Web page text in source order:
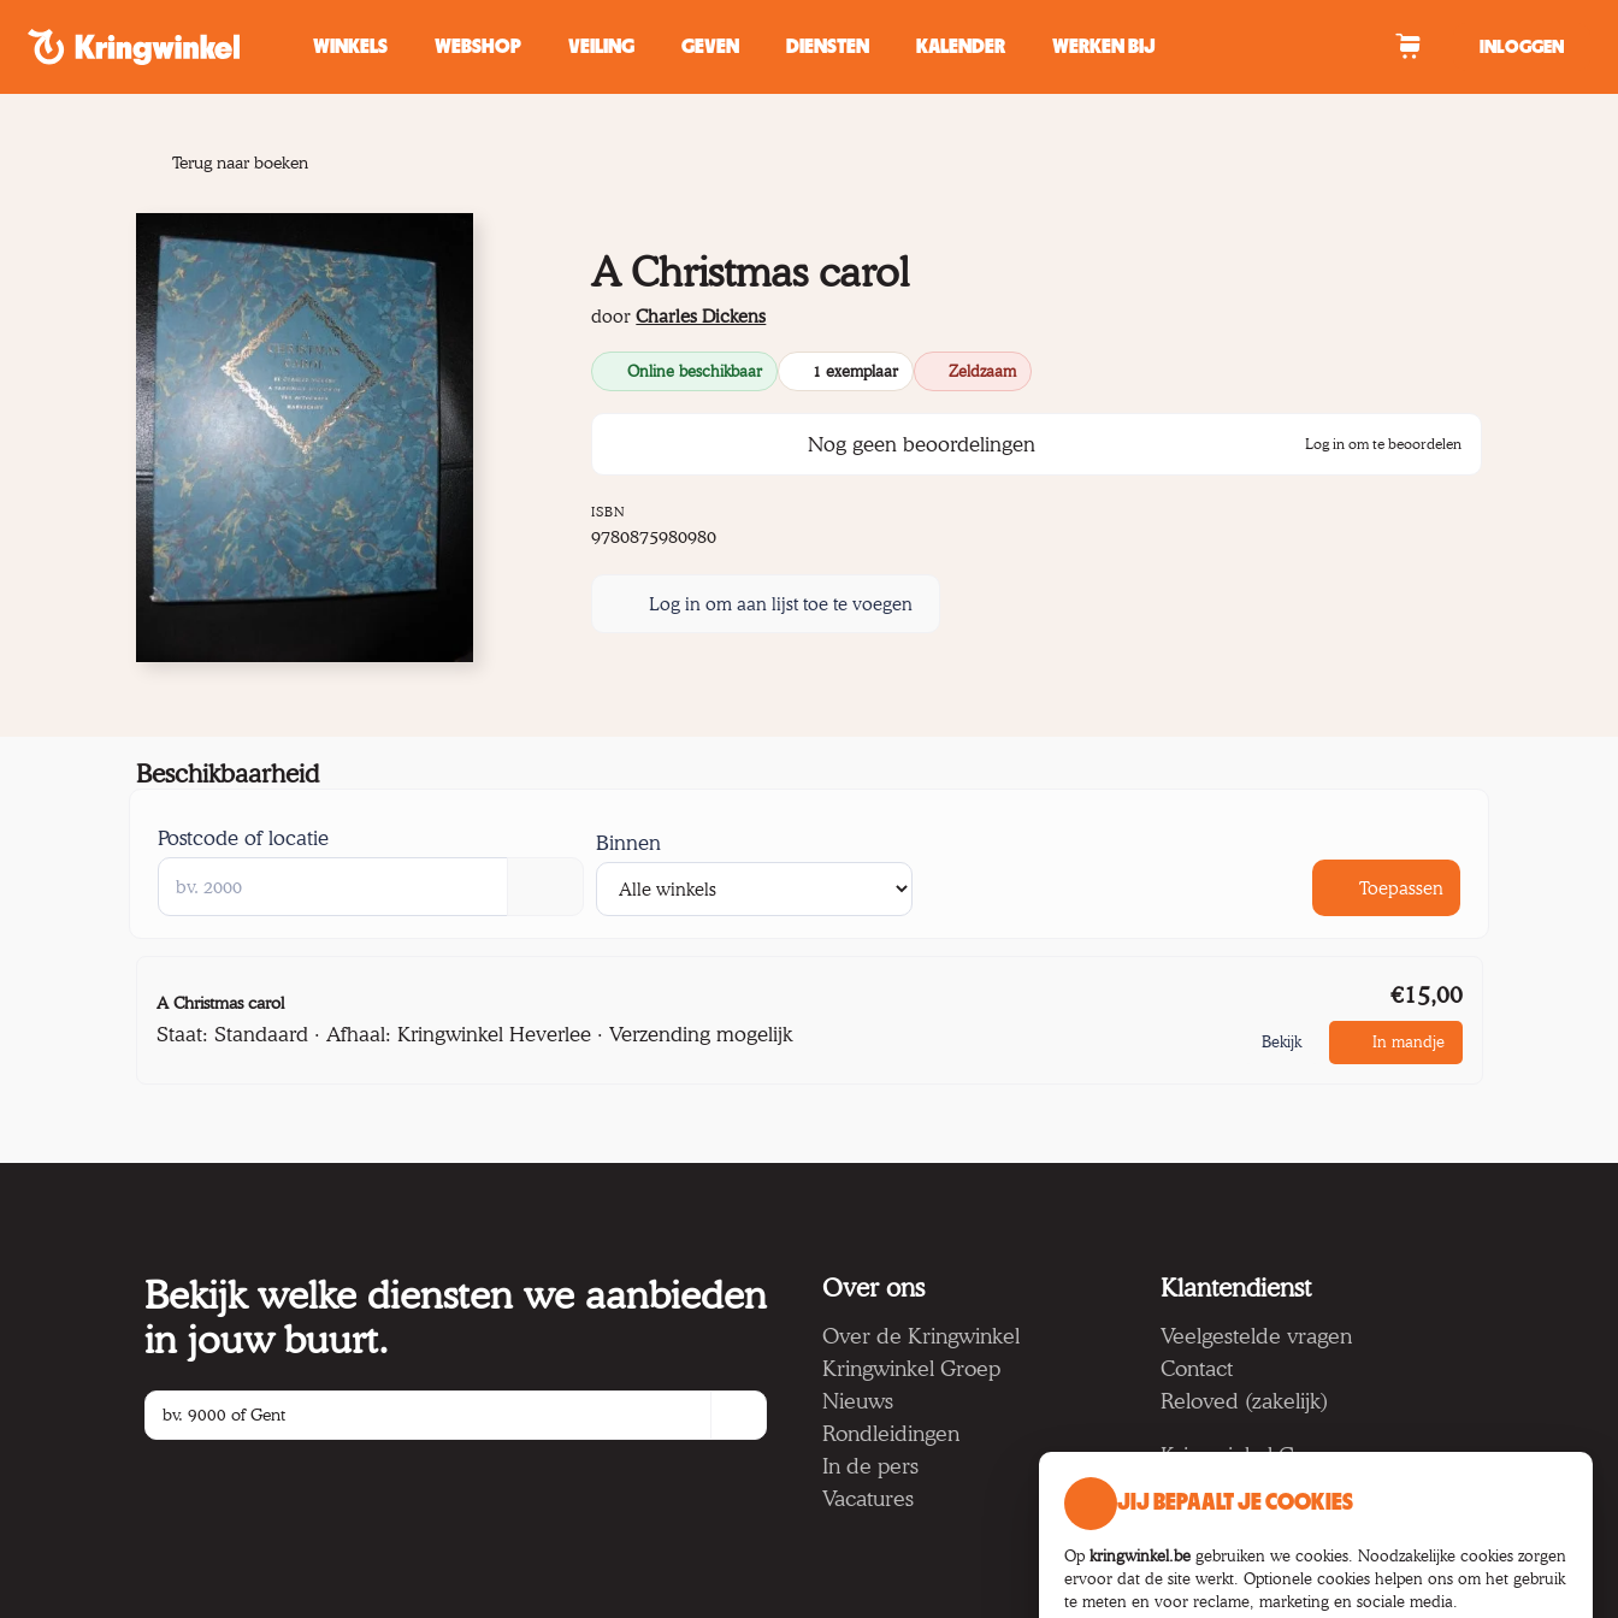
WINKELS
WEBSHOP VEILING GEVEN DIENSTEN KALENDER WERKEN BIJ INLOGGEN
Terug naar boeken
A Christmas carol
doorCharles Dickens
Online beschikbaar 1 exemplaar Zeldzaam
Nog geen beoordelingen Log in om te beoordelen
ISBN
9780875980980
Log in om aan lijst toe te voegen
Beschikbaarheid
Postcode of locatie Binnen
Toepassen
A Christmas carol
Staat: Standaard · Afhaal: Kringwinkel Heverlee · Verzending mogelijk
€15,00
Bekijk In mandje
Bekijk welke diensten we aanbieden
in jouw buurt.
Over ons
Over de Kringwinkel
Kringwinkel Groep
Nieuws
Rondleidingen
In de pers
Vacatures
Klantendienst
Veelgestelde vragen
Contact
Reloved (zakelijk)
Kringwinkel Groep vzw
Koning Albertlaan 124, 9000
BTW BE 1033.922.208
JIJ BEPAALT JE COOKIES
Op kringwinkel.be gebruiken we cookies. Noodzakelijke cookies zorgen
ervoor dat de site werkt. Optionele cookies helpen ons om het gebruik
te meten en voor reclame, marketing en sociale media.